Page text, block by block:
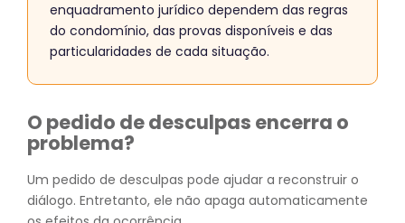
enquadramento jurídico dependem das regras
do condomínio, das provas disponíveis e das
particularidades de cada situação.
O pedido de desculpas encerra o
problema?
Um pedido de desculpas pode ajudar a reconstruir o
diálogo. Entretanto, ele não apaga automaticamente